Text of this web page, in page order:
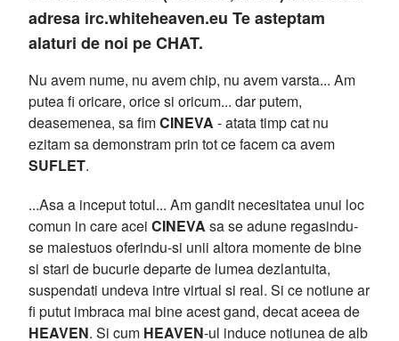
adresa irc.whiteheaven.eu Te asteptam
alaturi de noi pe CHAT.
Nu avem nume, nu avem chip, nu avem varsta... Am
putea fi oricare, orice si oricum... dar putem,
deasemenea, sa fimCINEVA - atata timp cat nu
ezitam sa demonstram prin tot ce facem ca avem
SUFLET.
...Asa a inceput totul... Am gandit necesitatea unui loc
comun in care acei CINEVA sa se adune regasindu-
se maiestuos oferindu-si unii altora momente de bine
si stari de bucurie departe de lumea dezlantuita,
suspendati undeva intre virtual si real. Si ce notiune ar
fi putut imbraca mai bine acest gand, decat aceea de
HEAVEN. Si cum HEAVEN-ul induce notiunea de alb